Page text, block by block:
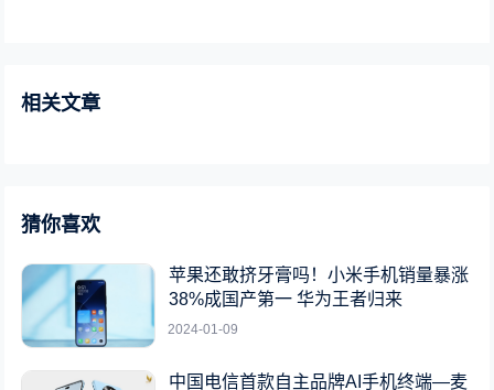
相关文章
猜你喜欢
苹果还敢挤牙膏吗！小米手机销量暴涨
38%成国产第一 华为王者归来
2024-01-09
中国电信首款自主品牌AI手机终端—麦